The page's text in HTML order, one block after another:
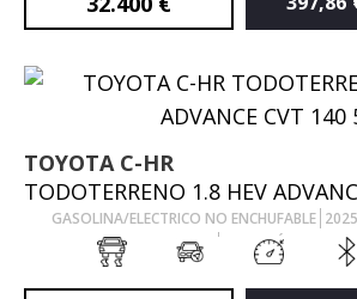
TOYOTA C-HR
GASOLINA/ELECTRICO NO ENCHUFABLE 2025
AUTOMÁTICO